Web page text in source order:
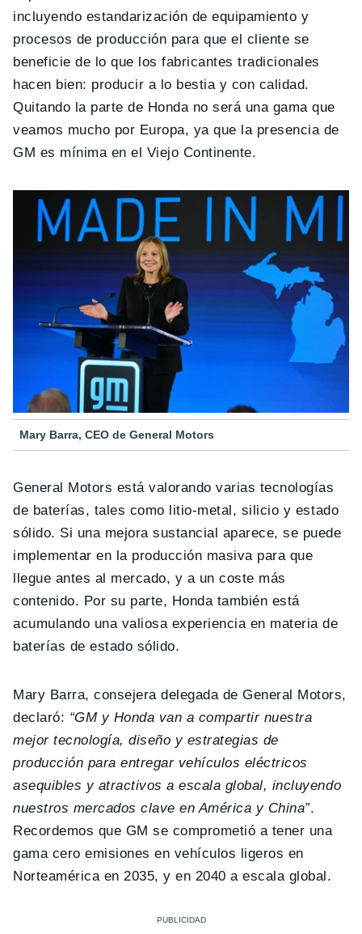
incluyendo estandarización de equipamiento y
procesos de producción para que el cliente se
beneficie de lo que los fabricantes tradicionales
hacen bien: producir a lo bestia y con calidad.
Quitando la parte de Honda no será una gama que
veamos mucho por Europa, ya que la presencia de
GM es mínima en el Viejo Continente.
Mary Barra, CEO de General Motors
General Motors está valorando varias tecnologías
de baterías, tales como litio-metal, silicio y estado
sólido. Si una mejora sustancial aparece, se puede
implementar en la producción masiva para que
llegue antes al mercado, y a un coste más
contenido. Por su parte, Honda también está
acumulando una valiosa experiencia en materia de
baterías de estado sólido.
Mary Barra, consejera delegada de General Motors,
declaró: “GM y Honda van a compartir nuestra
mejor tecnología, diseño y estrategias de
producción para entregar vehículos eléctricos
asequibles y atractivos a escala global, incluyendo
nuestros mercados clave en América y China”.
Recordemos que GM se comprometió a tener una
gama cero emisiones en vehículos ligeros en
Norteamérica en 2035, y en 2040 a escala global.